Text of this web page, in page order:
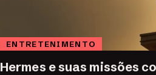
ENTRETENIMENTO
Hermes e suas missões